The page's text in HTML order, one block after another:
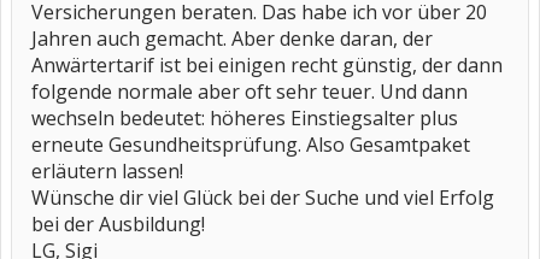
Versicherungen beraten. Das habe ich vor über 20
Jahren auch gemacht. Aber denke daran, der
Anwärtertarif ist bei einigen recht günstig, der dann
folgende normale aber oft sehr teuer. Und dann
wechseln bedeutet: höheres Einstiegsalter plus
erneute Gesundheitsprüfung. Also Gesamtpaket
erläutern lassen!
Wünsche dir viel Glück bei der Suche und viel Erfolg
bei der Ausbildung!
LG, Sigi